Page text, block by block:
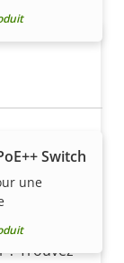
Switch
une
? Trouvez